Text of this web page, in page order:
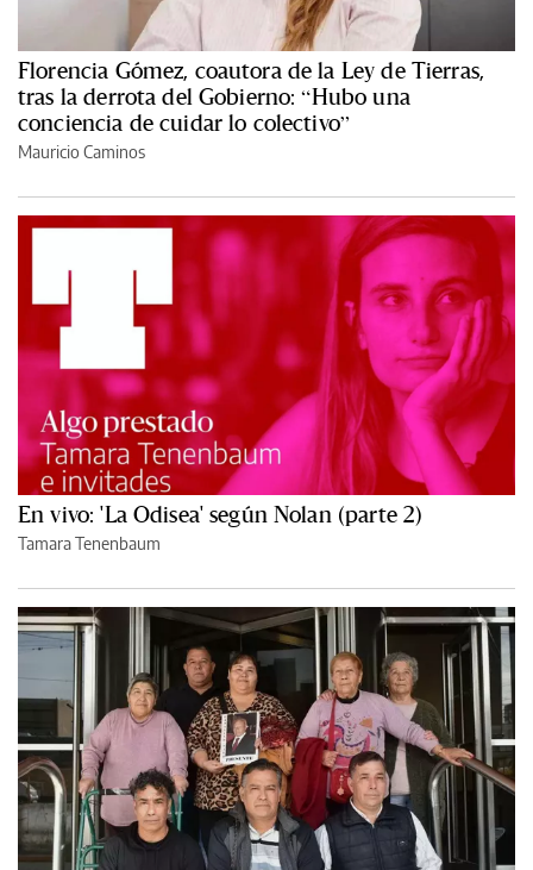
Florencia Gómez, coautora de la Ley de Tierras,
tras la derrota del Gobierno: “Hubo una
conciencia de cuidar lo colectivo”
Mauricio Caminos
En vivo: 'La Odisea' según Nolan (parte 2)
Tamara Tenenbaum